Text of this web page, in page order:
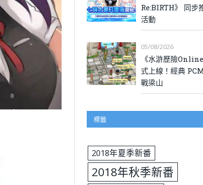
Re:BIRTH》 同步
活動
05/08/2026
《水滸歷險
式上線！經典
戰梁山
標籤
2018年夏季新番
2018年秋季新番